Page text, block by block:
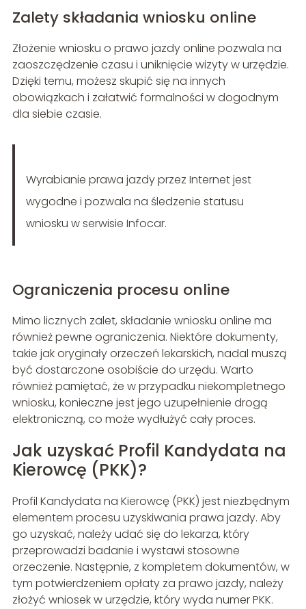
Zalety składania wniosku online
Złożenie wniosku o prawo jazdy online pozwala na
zaoszczędzenie czasu i uniknięcie wizyty w urzędzie.
Dzięki temu, możesz skupić się na innych
obowiązkach i załatwić formalności w dogodnym
dla siebie czasie.
Wyrabianie prawa jazdy przez Internet jest
wygodne i pozwala na śledzenie statusu
wniosku w serwisie Infocar.
Ograniczenia procesu online
Mimo licznych zalet, składanie wniosku online ma
również pewne ograniczenia. Niektóre dokumenty,
takie jak oryginały orzeczeń lekarskich, nadal muszą
być dostarczone osobiście do urzędu. Warto
również pamiętać, że w przypadku niekompletnego
wniosku, konieczne jest jego uzupełnienie drogą
elektroniczną, co może wydłużyć cały proces.
Jak uzyskać Profil Kandydata na
Kierowcę (PKK)?
Profil Kandydata na Kierowcę (PKK) jest niezbędnym
elementem procesu uzyskiwania prawa jazdy. Aby
go uzyskać, należy udać się do lekarza, który
przeprowadzi badanie i wystawi stosowne
orzeczenie. Następnie, z kompletem dokumentów, w
tym potwierdzeniem opłaty za prawo jazdy, należy
złożyć wniosek w urzędzie, który wyda numer PKK.